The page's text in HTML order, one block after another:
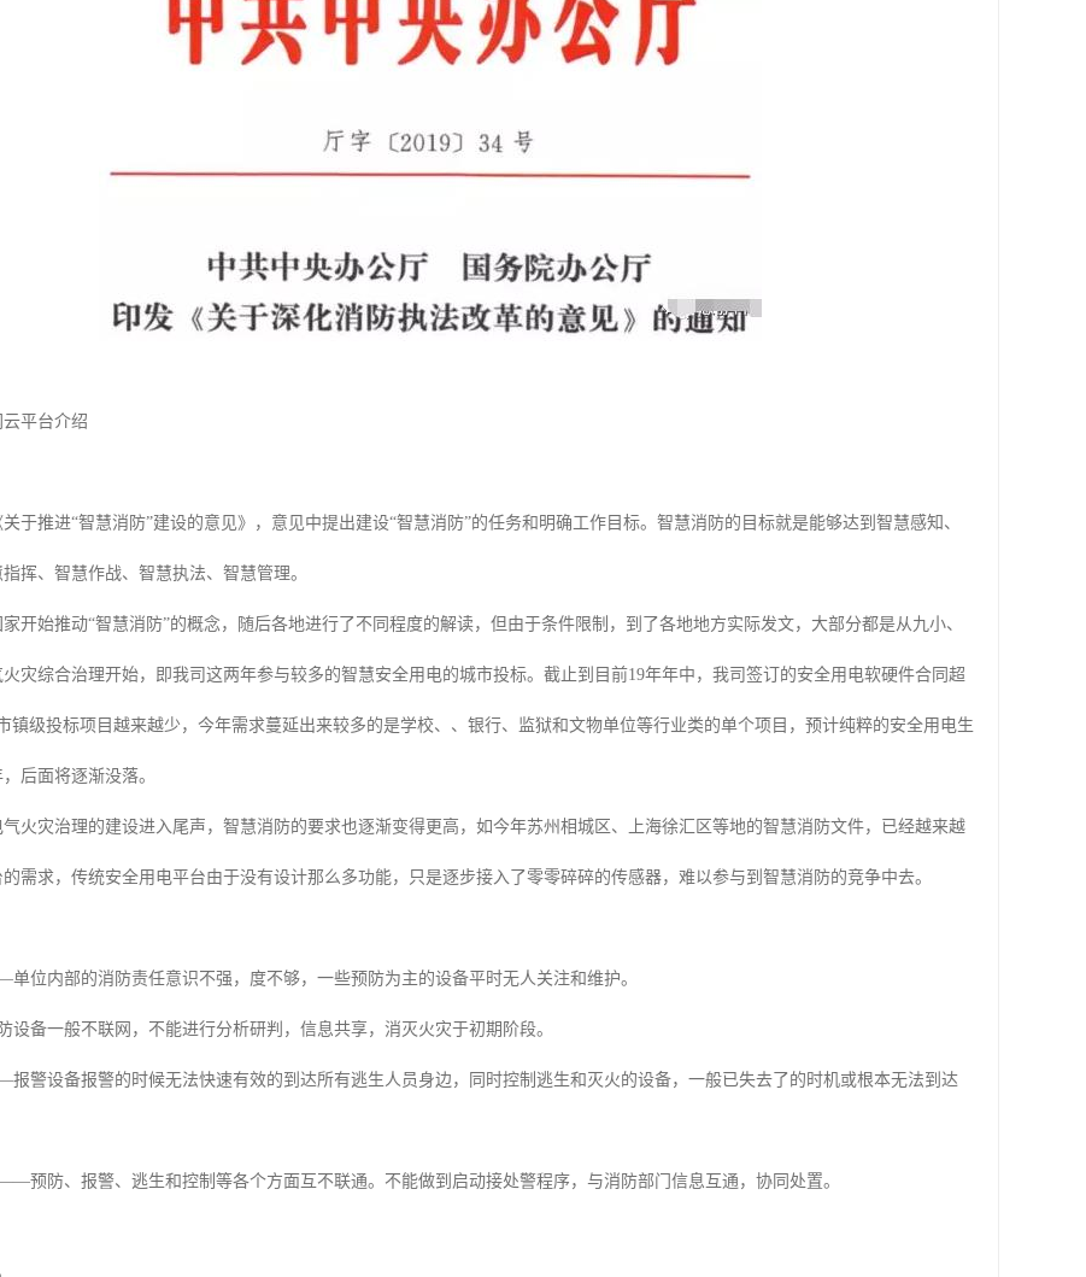
平台介绍
于推进“智慧消防”建设的意见》，意见中提出建设“智慧消防”的任务和明确工作目标。智慧消防的目标就是能够达到智慧感知、
挥、智慧作战、智慧执法、智慧管理。
开始推动“智慧消防”的概念，随后各地进行了不同程度的解读，但由于条件限制，到了各地地方实际发文，大部分都是从九小、
灾综合治理开始，即我司这两年参与较多的智慧安全用电的城市投标。截止到目前19年年中，我司签订的安全用电软硬件合同超
镇级投标项目越来越少，今年需求蔓延出来较多的是学校、、银行、监狱和文物单位等行业类的单个项目，预计纯粹的安全用电生
后面将逐渐没落。
气火灾治理的建设进入尾声，智慧消防的要求也逐渐变得更高，如今年苏州相城区、上海徐汇区等地的智慧消防文件，已经越来越
需求，传统安全用电平台由于没有设计那么多功能，只是逐步接入了零零碎碎的传感器，难以参与到智慧消防的竞争中去。
位内部的消防责任意识不强，度不够，一些预防为主的设备平时无人关注和维护。
备一般不联网，不能进行分析研判，信息共享，消灭火灾于初期阶段。
警设备报警的时候无法快速有效的到达所有逃生人员身边，同时控制逃生和灭火的设备，一般已失去了的时机或根本无法到达
预防、报警、逃生和控制等各个方面互不联通。不能做到启动接处警程序，与消防部门信息互通，协同处置。